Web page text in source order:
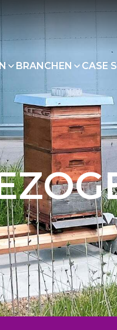
BRANCHEN CASE